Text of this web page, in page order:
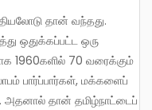
ஒதுக்கப்பட்ட ஒரு
1960களில் 70 வரைக்கும்
பார்ப்பார்கள், மக்களைப்
அதனால் தான் தமிழ்நாட்டைப்